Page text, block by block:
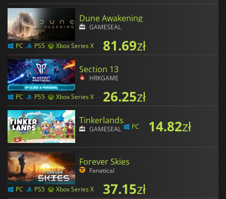
Dune Awakening
GAMESEAL
PC PS5 Xbox Series X 81.69zł
Section 13
HRKGAME
PC PS5 Xbox Series X 26.25zł
Tinkerlands
GAMESEAL PC 14.82zł
Forever Skies
Fanatical
PC PS5 Xbox Series X 37.15zł